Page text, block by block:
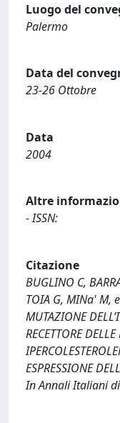
Luogo del
Palermo
Data del
23-26 Ottobre
Data
2004
Altre
- ISSN:
Citazione
BUGLINO C,
TOIA G, MINa' M,
MUTAZIONE
RECETTORE
ESPRESSIONE
In Annali Italiani